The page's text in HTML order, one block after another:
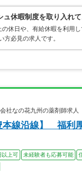
ュ休暇制度を取り入れ
の休日や、有給休暇を利用
方必見の求人です。
なの花九州の薬剤師求人
本線沿線】 福
以上可 未経験者も応募可能